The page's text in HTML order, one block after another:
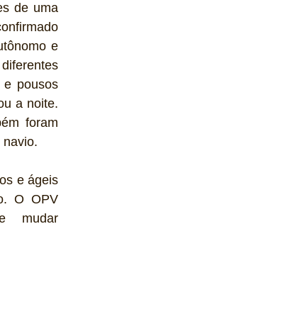
de uma
e
pousos
a noite.
foram
navio.
e ágeis
O OPV
mudar